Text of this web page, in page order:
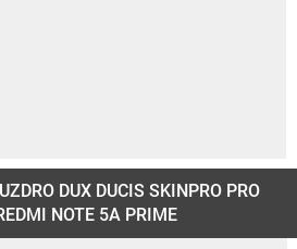
DUX DUCIS SKINPRO PRO
NOTE 5A PRIME